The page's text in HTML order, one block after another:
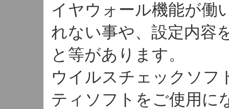
イヤウォール機能が働
れない事や、設定内容
と等があります。
ウイルスチェックソフ
ティソフトをご使用に